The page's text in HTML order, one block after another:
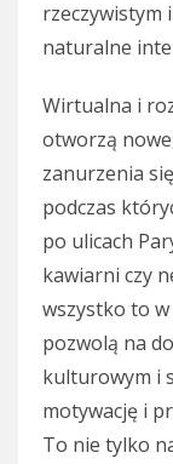
rzeczywistym
naturalne
Wirtualna i
otworzą
zanurzenia
podczas
po ulicach
kawiarni czy
wszystko to w
pozwolą na
kulturowym i
motywację i
To nie tylko